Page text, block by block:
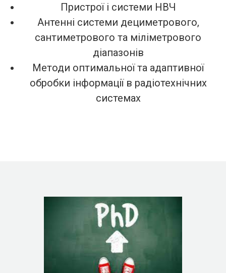
Пристрої і системи НВЧ
Антенні системи дециметрового,
сантиметрового та міліметрового
діапазонів
Методи оптимальної та адаптивної
обробки інформації в радіотехнічних
системах